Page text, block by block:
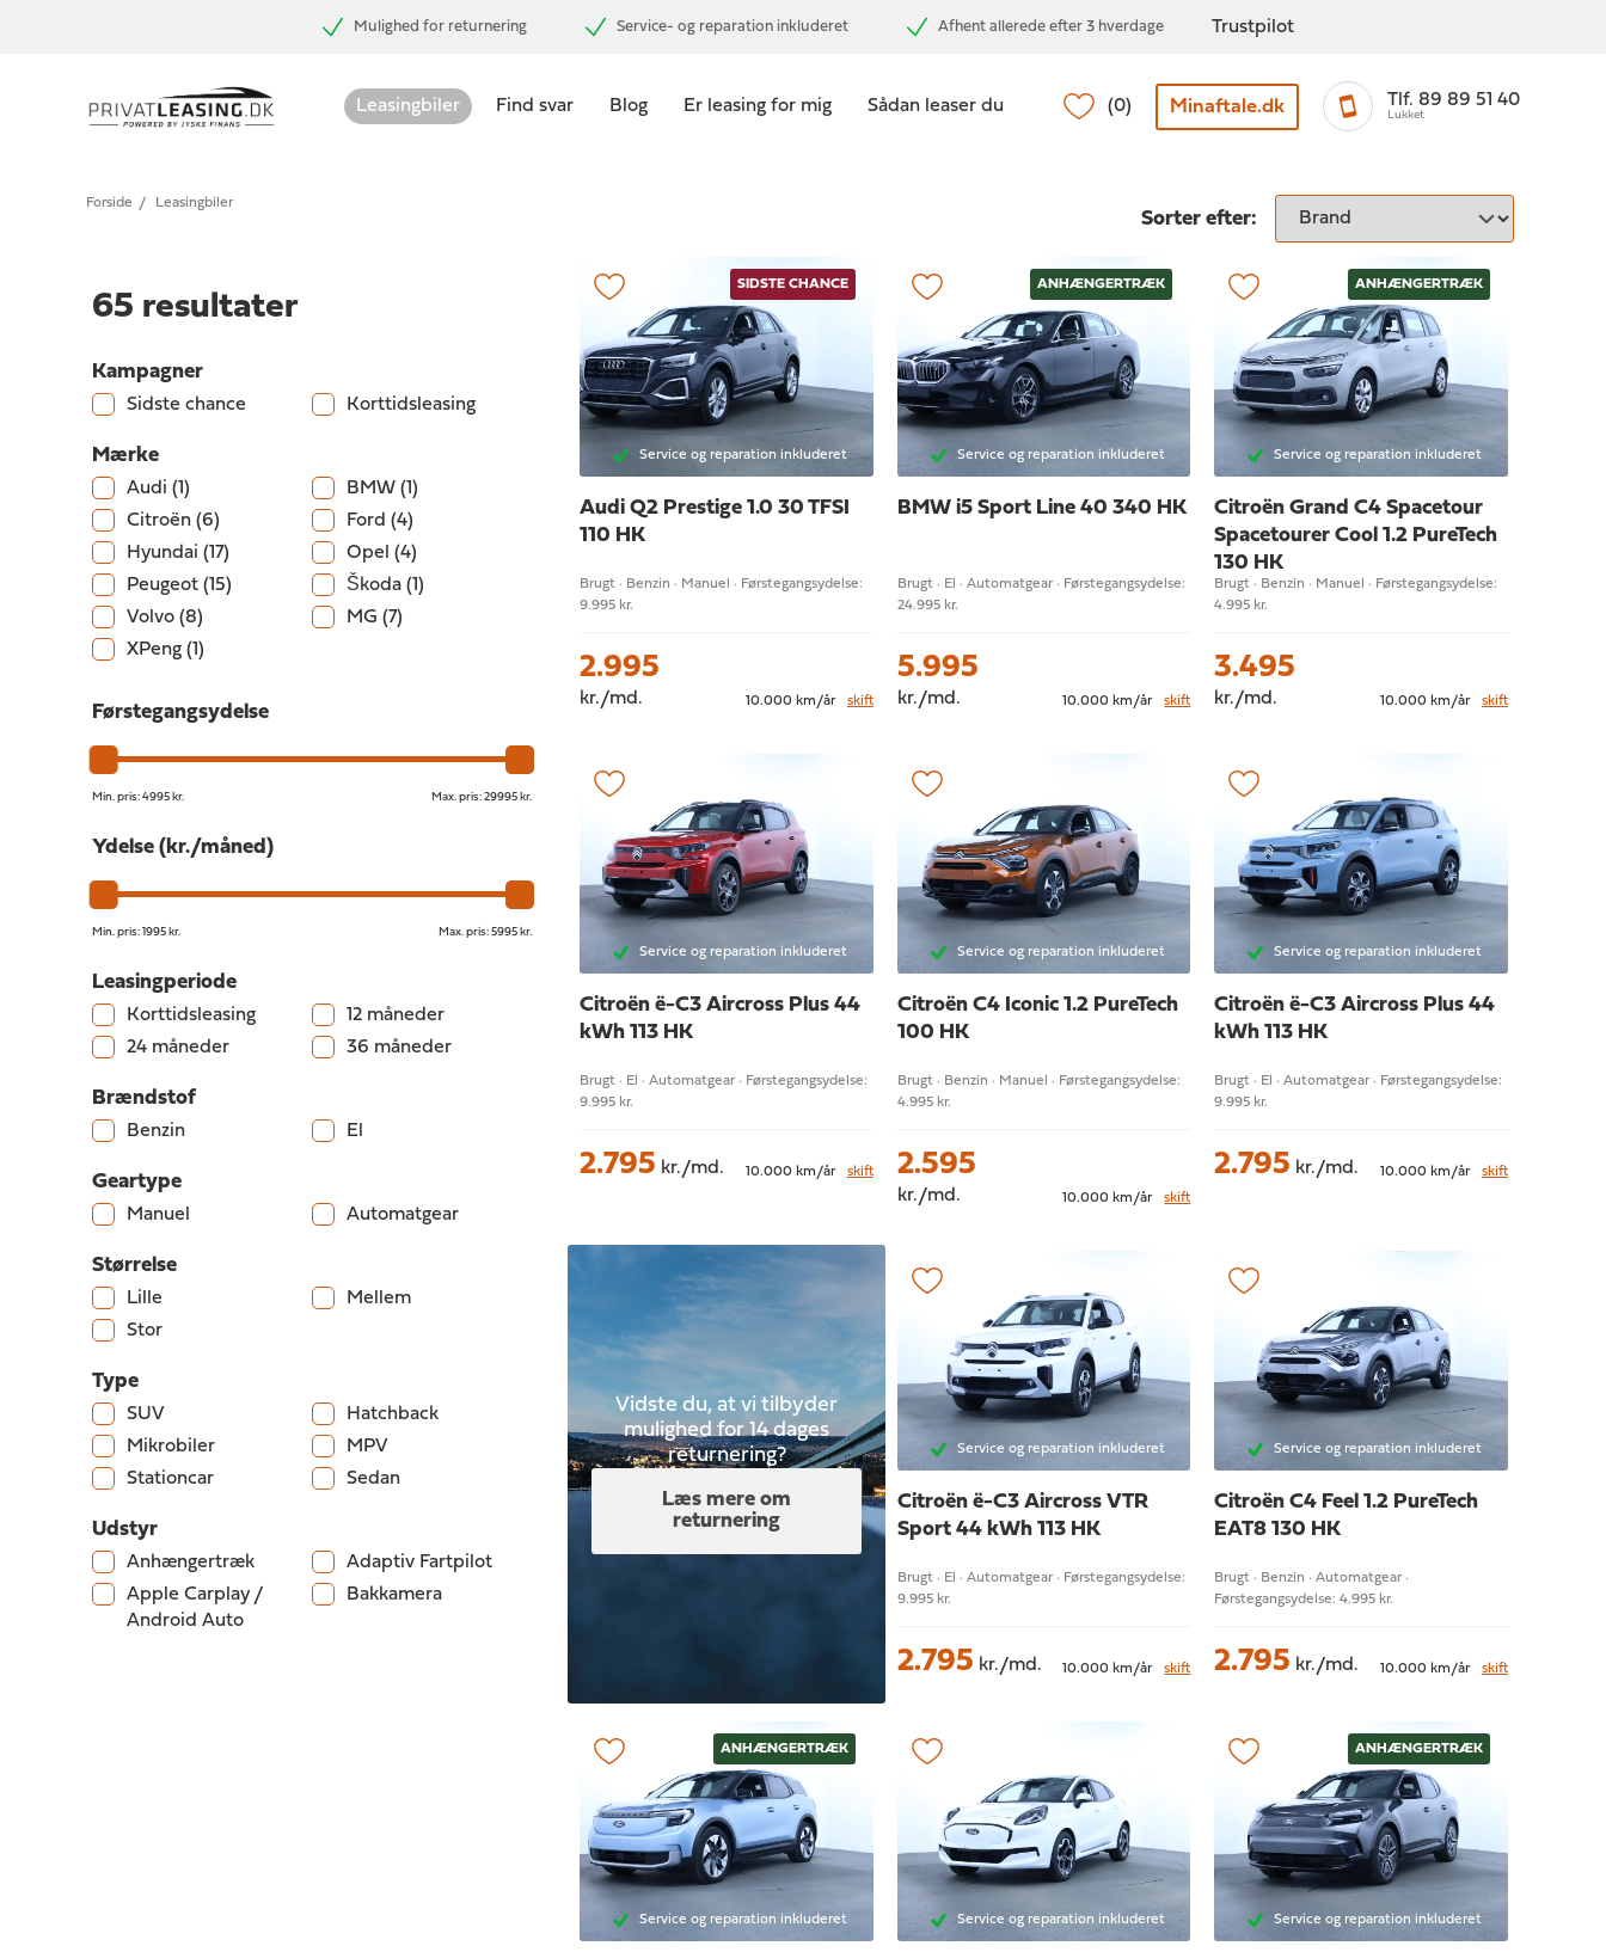
Mulighed for returnering Service- og reparation inkluderet Afhent allerede efter 3 hverdage Trustpilot
Leasingbiler Find svar Blog Er leasing for mig Sådan leaser du (0) Minaftale.dk Tlf. 89 89 51 40
Lukket
Forside / Leasingbiler
Sorter efter:
65 resultater
Kampagner
Sidste chance Korttidsleasing
Mærke
Audi (1) BMW(1)
Citroën (6) Ford(4)
Hyundai (17) Opel(4)
Peugeot (15) Škoda(1)
Volvo (8) MG(7)
XPeng (1)
Førstegangsydelse
Min. pris:4995 kr. Max. pris:29995 kr.
Ydelse (kr./måned)
Min. pris:1995 kr. Max. pris:5995 kr.
Leasingperiode
Korttidsleasing
12 måneder
24 måneder
36 måneder
Brændstof
Benzin El
Geartype
Manuel Automatgear
Størrelse
Lille
Mellem
Stor
Type
SUV
Hatchback
Mikrobiler
MPV
Stationcar
Sedan
Udstyr
Anhængertræk
Adaptiv Fartpilot
Apple Carplay /
Android Auto
Bakkamera
SIDSTE CHANCE
Service og reparation inkluderet
Audi Q2 Prestige 1.0 30 TFSI
110 HK
Brugt · Benzin · Manuel · Førstegangsydelse:
9.995 kr.
2.995
kr./md. 10.000 km/år skift
ANHÆNGERTRÆK
Service og reparation inkluderet
BMW i5 Sport Line 40 340 HK
Brugt · El · Automatgear · Førstegangsydelse:
24.995 kr.
5.995
kr./md. 10.000 km/år skift
ANHÆNGERTRÆK
Service og reparation inkluderet
Citroën Grand C4 Spacetour
Spacetourer Cool 1.2 PureTech
130 HK
Brugt · Benzin · Manuel · Førstegangsydelse:
4.995 kr.
3.495
kr./md. 10.000 km/år skift
Service og reparation inkluderet
Citroën ë-C3 Aircross Plus 44
kWh 113 HK
Brugt · El · Automatgear · Førstegangsydelse:
9.995 kr.
2.795 kr./md. 10.000 km/år skift
Service og reparation inkluderet
Citroën C4 Iconic 1.2 PureTech
100 HK
Brugt · Benzin · Manuel · Førstegangsydelse:
4.995 kr.
2.595
kr./md. 10.000 km/år skift
Service og reparation inkluderet
Citroën ë-C3 Aircross Plus 44
kWh 113 HK
Brugt · El · Automatgear · Førstegangsydelse:
9.995 kr.
2.795 kr./md. 10.000 km/år skift
Vidste du, at vi tilbyder
mulighed for 14 dages
returnering?
Læs mere om
returnering
Service og reparation inkluderet
Citroën ë-C3 Aircross VTR
Sport 44 kWh 113 HK
Brugt · El · Automatgear · Førstegangsydelse:
9.995 kr.
2.795 kr./md. 10.000 km/år skift
Service og reparation inkluderet
Citroën C4 Feel 1.2 PureTech
EAT8 130 HK
Brugt · Benzin · Automatgear ·
Førstegangsydelse: 4.995 kr.
2.795 kr./md. 10.000 km/år skift
ANHÆNGERTRÆK
Service og reparation inkluderet Service og reparation inkluderet
ANHÆNGERTRÆK
Service og reparation inkluderet